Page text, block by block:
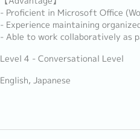
- Proficient in Microsoft Office
- Experience maintaining
- Able to work collaboratively as
Level 4 - Conversational Level
English, Japanese